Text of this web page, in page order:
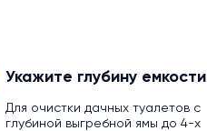
Укажите глубину емкости
Для очистки дачных туалетов с
глубиной выгребной ямы до 4-х